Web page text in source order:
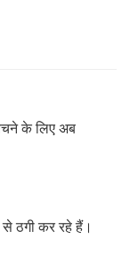
के लिए अब
से ठगी कर रहे हैं।